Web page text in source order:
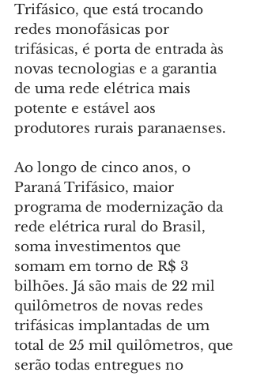
Trifásico, que está trocando
redes monofásicas por
trifásicas, é porta de entrada às
novas tecnologias e a garantia
de uma rede elétrica mais
potente e estável aos
produtores rurais paranaenses.
Ao longo de cinco anos, o
Paraná Trifásico, maior
programa de modernização da
rede elétrica rural do Brasil,
soma investimentos que
somam em torno de R$ 3
bilhões. Já são mais de 22 mil
quilômetros de novas redes
trifásicas implantadas de um
total de 25 mil quilômetros, que
serão todas entregues no